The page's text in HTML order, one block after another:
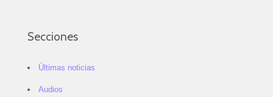
Secciones
Últimas noticias
Audios